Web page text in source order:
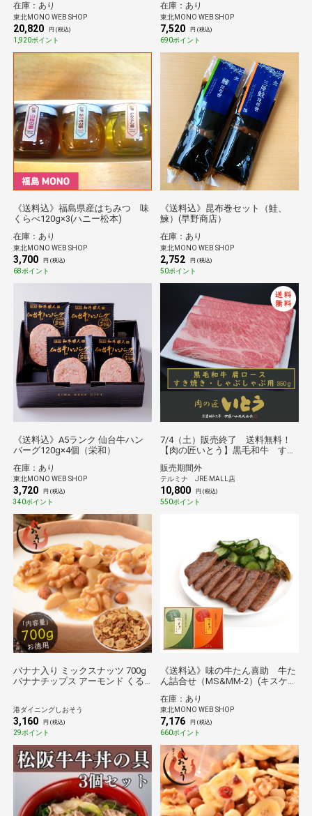
在庫：あり
東北MONO WEB SHOP
20,820 円 (税込)
1,920ポイント
和）
在庫：あり
東北MONO WEB SHOP
7,520 円 (税込)
690ポイント
《送料込》福島県産はちみつ 味
くらべ120g×3(ハニー松本)
在庫：あり
東北MONO WEB SHOP
3,700 円 (税込)
68ポイント
《送料込》昆布巻セット（鮭、
鰊）(早野商店）
在庫：あり
東北MONO WEB SHOP
2,752 円 (税込)
50ポイント
《送料込》A5ランク 仙台牛ハン
バーグ120g×4個（栄和）
在庫：あり
東北MONO WEB SHOP
3,720 円 (税込)
340ポイント
7/4（土）販売終了 送料無料！
【肉の匠いとう】黒毛和牛 すき
350ｇ
販売期間外
テルミナ JRE MALL店
10,800 円 (税込)
550ポイント
バナナ入り ミックスナッツ 700g
バナナチップス アーモンド くる
料無料］［ポスト投
港ダイニングしおそう
3,160 円 (税込)
29ポイント
《送料込》味の牛たん喜助 牛た
ん詰合せ（MS&MM-2）(キスケフ
在庫：あり
東北MONO WEB SHOP
7,176 円 (税込)
660ポイント